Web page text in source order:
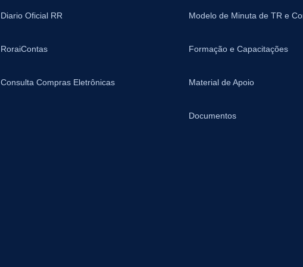
Diario Oficial RR
RoraiContas
Consulta Compras Eletrônicas
Modelo de Minuta de TR e
Formação e Capacitações
Material de Apoio
Documentos